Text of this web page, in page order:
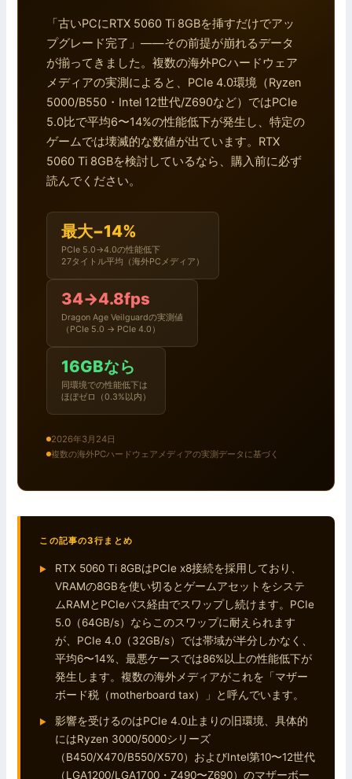
「古いPCにRTX 5060 Ti 8GBを挿すだけでアッ
プグレード完了」——その前提が崩れるデータ
が揃ってきました。複数の海外PCハードウェア
メディアの実測によると、PCIe 4.0環境（Ryzen
5000/B550・Intel 12世代/Z690など）ではPCIe
5.0比で平均6〜14%の性能低下が発生し、特定の
ゲームでは壊滅的な数値が出ています。RTX
5060 Ti 8GBを検討しているなら、購入前に必ず
読んでください。
最大−14%
PCIe 5.0→4.0の性能低下
27タイトル平均（海外PCメディア）
34→4.8fps
Dragon Age Veilguardの実測値
（PCIe 5.0 → PCIe 4.0）
16GBなら
同環境での性能低下は
ほぼゼロ（0.3%以内）
2026年3月24日
複数の海外PCハードウェアメディアの実測データに基づく
この記事の3行まとめ
RTX 5060 Ti 8GBはPCIe x8接続を採用しており、
VRAMの8GBを使い切るとゲームアセットをシステ
ムRAMとPCIeバス経由でスワップし続けます。PCIe
5.0（64GB/s）ならこのスワップに耐えられます
が、PCIe 4.0（32GB/s）では帯域が半分しかなく、
平均6〜14%、最悪ケースでは86%以上の性能低下が
発生します。複数の海外メディアがこれを「マザー
ボード税（motherboard tax）」と呼んでいます。
影響を受けるのはPCIe 4.0止まりの旧環境、具体的
にはRyzen 3000/5000シリーズ
（B450/X470/B550/X570）およびIntel第10〜12世代
（LGA1200/LGA1700・Z490〜Z690）のマザーボー